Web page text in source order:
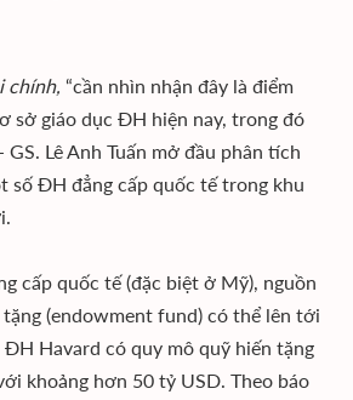
chính, “cần nhìn nhận đây là điểm
sở giáo dục ĐH hiện nay, trong đó
Lê Anh Tuấn mở đầu phân tích
số ĐH đẳng cấp quốc tế trong khu
cấp quốc tế (đặc biệt ở Mỹ), nguồn
(endowment fund) có thể lên tới
ĐH Havard có quy mô quỹ hiến tặng
khoảng hơn 50 tỷ USD. Theo báo